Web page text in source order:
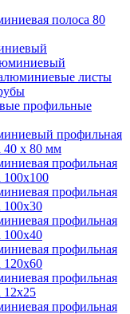
полоса 80
листы
профильные
профильная
40 х 80 мм
профильная
100х100
профильная
100х30
профильная
100х40
профильная
120х60
профильная
12x25
профильная